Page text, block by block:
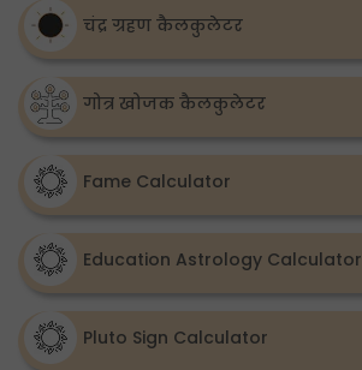
चंद्र ग्रहण कैलकुलेटर
गोत्र खोजक कैलकुलेटर
Fame Calculator
Education Astrology Calculator
Pluto Sign Calculator